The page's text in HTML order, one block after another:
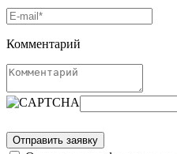
Комментарий